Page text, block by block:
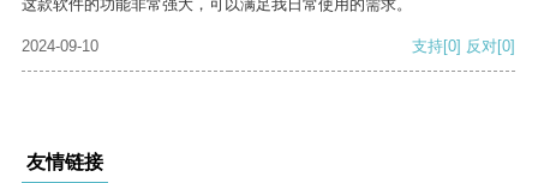
这款软件的功能非常强大，可以满足我日常使用的需求。
2024-09-10 支持[0] 反对[0]
友情链接